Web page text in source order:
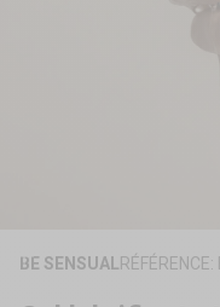
SUR
L'IMAGE
BE SENSUAL